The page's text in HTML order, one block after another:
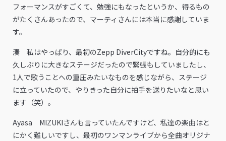
フォーマンスがすごくて、勉強にもなったというか、得るもの
がたくさんあったので、マーティさんには本当に感謝していま
す。
湊 私はやっぱり、最初のZepp DiverCityですね。自分的にも
久しぶりに大きなステージだったので緊張もしていましたし、
1人で歌うことへの重圧みたいなものを感じながら、ステージ
に立っていたので、やりきった自分に拍手を送りたいなと思い
ます（笑）。
Ayasa MIZUKIさんも言っていたんですけど、私達の楽曲はと
にかく難しいですし、最初のワンマンライブから全曲オリジナ